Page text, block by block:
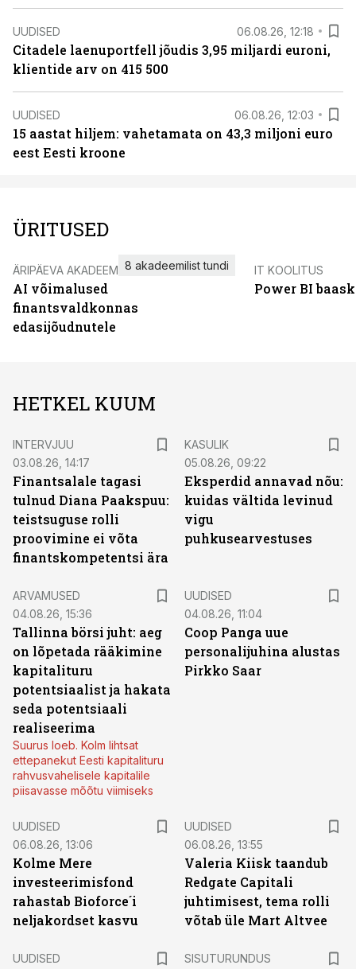
UUDISED 06.08.26, 12:18
Citadele laenuportfell jõudis 3,95 miljardi euroni,
klientide arv on 415 500
UUDISED 06.08.26, 12:03
15 aastat hiljem: vahetamata on 43,3 miljoni euro
eest Eesti kroone
ÜRITUSED
ÄRIPÄEVA AKADEEMIA
AI võimalused
finantsvaldkonnas
edasijõudnutele
8 akadeemilist tundi IT KOOLITUS
Power BI
HETKEL KUUM
INTERVJUU
03.08.26, 14:17
Finantsalale tagasi
tulnud Diana Paakspuu:
teistsuguse rolli
proovimine ei võta
finantskompetentsi ära
KASULIK
05.08.26, 09:22
Eksperdid annavad nõu:
kuidas vältida levinud
vigu
puhkusearvestuses
ARVAMUSED
04.08.26, 15:36
Tallinna börsi juht: aeg
on lõpetada rääkimine
kapitalituru
potentsiaalist ja hakata
seda potentsiaali
realiseerima
Suurus loeb. Kolm lihtsat
ettepanekut Eesti kapitalituru
rahvusvahelisele kapitalile
piisavasse mõõtu viimiseks
UUDISED
04.08.26, 11:04
Coop Panga uue
personalijuhina alustas
Pirkko Saar
UUDISED
06.08.26, 13:06
Kolme Mere
investeerimisfond
rahastab Bioforce´i
neljakordset kasvu
UUDISED
06.08.26, 13:55
Valeria Kiisk taandub
Redgate Capitali
juhtimisest, tema rolli
võtab üle Mart Altvee
UUDISED
SISUTURUNDUS